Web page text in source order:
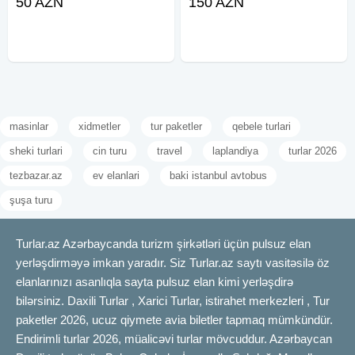
kondisioner və tura aid bütün
masinlar xidmetler tur paketler qebele turlari
sheki turlari cin turu travel laplandiya turlar 2026
tezbazar.az ev elanlari baki istanbul avtobus
şuşa turu
Turlar.az Azərbaycanda turizm şirkətləri üçün pulsuz elan
yerləşdirməyə imkan yaradır. Siz Turlar.az saytı vasitəsilə öz
elanlarınızı asanlıqla sayta pulsuz elan kimi yerləşdirə
bilərsiniz. Daxili Turlar , Xarici Turlar, istirahet merkezleri , Tur
paketler 2026, ucuz qiymete avia biletler tapmaq mümkündür.
Endirimli turlar 2026, müalicəvi turlar mövcuddur. Azərbaycan